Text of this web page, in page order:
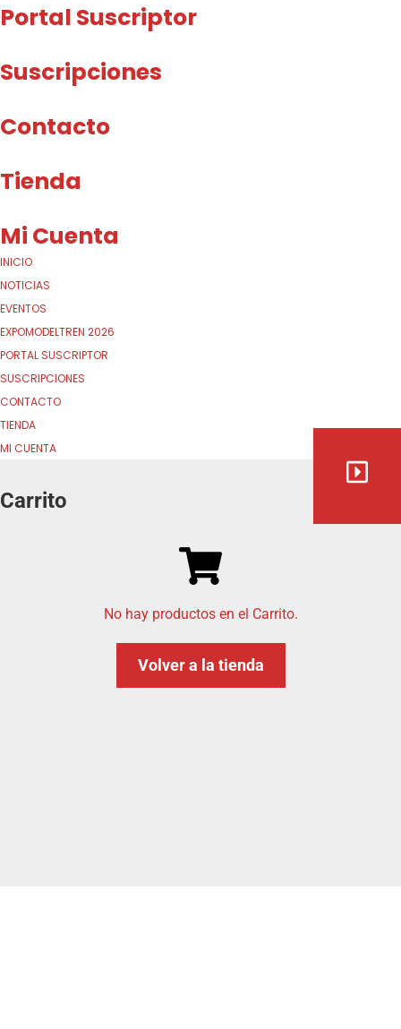
Portal Suscriptor
Suscripciones
Contacto
Tienda
Mi Cuenta
INICIO
NOTICIAS
EVENTOS
EXPOMODELTREN 2026
PORTAL SUSCRIPTOR
SUSCRIPCIONES
CONTACTO
TIENDA
MI CUENTA
Carrito
No hay productos en el Carrito.
Volver a la tienda